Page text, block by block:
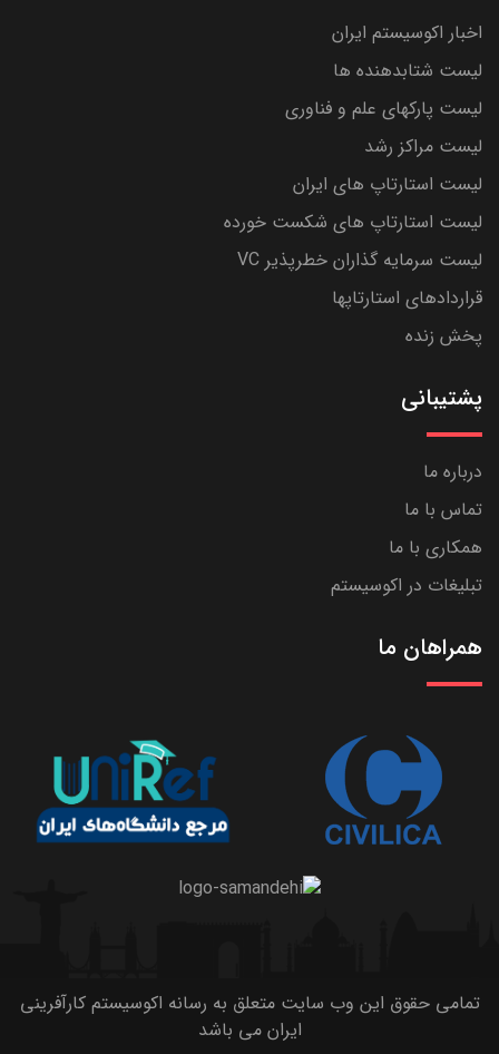
اخبار اکوسیستم ایران
لیست شتابدهنده ها
لیست پارکهای علم و فناوری
لیست مراکز رشد
لیست استارتاپ های ایران
لیست استارتاپ های شکست خورده
لیست سرمایه گذاران خطرپذیر VC
قراردادهای استارتاپها
پخش زنده
پشتیبانی
درباره ما
تماس با ما
همکاری با ما
تبلیغات در اکوسیستم
همراهان ما
تمامی حقوق این وب سایت متعلق به رسانه اکوسیستم کارآفرینی
ایران می باشد